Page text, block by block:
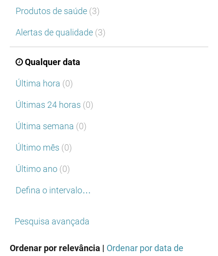
Produtos de saúde (3)
Alertas de qualidade (3)
Qualquer data
Última hora (0)
Últimas 24 horas (0)
Última semana (0)
Último mês (0)
Último ano (0)
Defina o intervalo…
Pesquisa avançada
Ordenar por relevância | Ordenar por data de